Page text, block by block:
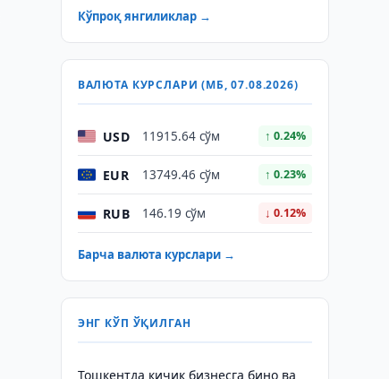
Кўпроқ янгиликлар →
ВАЛЮТА КУРСЛАРИ (МБ, 07.08.2026)
USD 11915.64 сўм ↑ 0.24%
EUR 13749.46 сўм ↑ 0.23%
RUB 146.19 сўм ↓ 0.12%
Барча валюта курслари →
ЭНГ КЎП ЎҚИЛГАН
Тошкентда кичик бизнесга бино ва